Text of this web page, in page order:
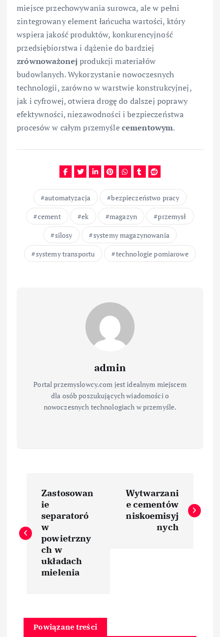
miejsce przechowywania surowca, ale w pełni
zintegrowany element łańcucha wartości, który
wspiera jakość produktów, konkurencyjność
przedsiębiorstwa i dążenie do bardziej
zrównoważonej produkcji materiałów
budowlanych. Wykorzystanie nowoczesnych
technologii, zarówno w warstwie konstrukcyjnej,
jak i cyfrowej, otwiera drogę do dalszej poprawy
efektywności, niezawodności i bezpieczeństwa
procesów w całym przemyślecementowym.
automatyzacja
bezpieczeństwo pracy
cement
ek magazyn
przemysł
silosy
systemy magazynowania
systemy transportu
technologie pomiarowe
admin
Portal przemyslowcy.com jest idealnym miejscem
dla osób poszukujących wiadomości o
nowoczesnych technologiach w przemyśle.
w
Zastosowan
ie
separatoró
w
powietrzny
ch w
układach
mielenia
Wytwarzani
e cementów
niskoemisyj
nych
Powiązane treści